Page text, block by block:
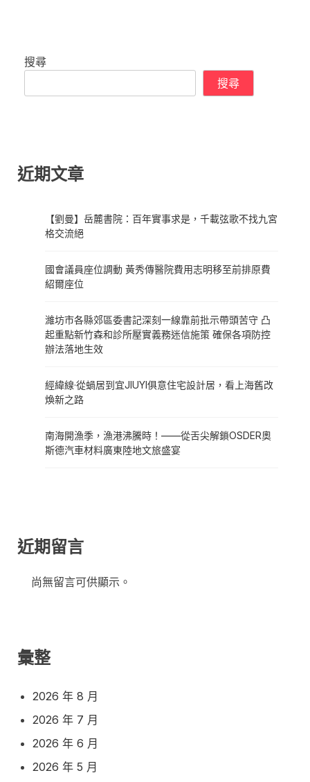
搜尋
搜尋
近期文章
【劉曼】岳麓書院：百年實事求是，千載弦歌不找九宮
格交流絕
國會議員座位調動 黃秀傳醫院費用志明移至前排原費
紹爾座位
濰坊市各縣郊區委書記深刻一線靠前批示帶頭苦守 凸
起重點新竹森和診所壓實義務迷信施策 確保各項防控
辦法落地生效
經緯線·從蝸居到宜JIUYI俱意住宅設計居，看上海舊改
煥新之路
南海開漁季，漁港沸騰時！——從舌尖解鎖OSDER奧
斯德汽車材料廣東陸地文旅盛宴
近期留言
尚無留言可供顯示。
彙整
2026 年 8 月
2026 年 7 月
2026 年 6 月
2026 年 5 月